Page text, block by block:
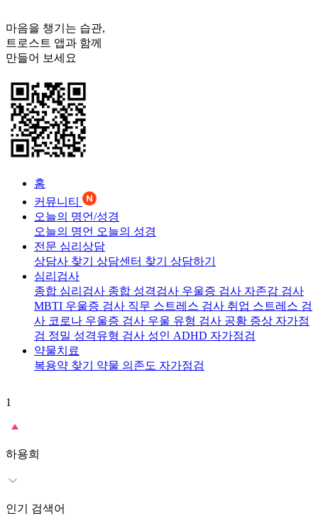
마음을 챙기는 습관,
트로스트 앱과 함께
만들어 보세요
홈
커뮤니티
오늘의 명언/성경
오늘의 명언 오늘의 성경
전문 심리상담
상담사 찾기 상담센터 찾기 상담하기
심리검사
종합 심리검사 종합 성격검사 우울증 검사 자존감 검사
MBTI 우울증 검사 직무 스트레스 검사 취업 스트레스 검
사 코로나 우울증 검사 우울 유형 검사 공황 증상 자가점
검 정밀 성격유형 검사 성인 ADHD 자가점검
약물치료
복용약 찾기 약물 의존도 자가점검
1
하용희
인기 검색어